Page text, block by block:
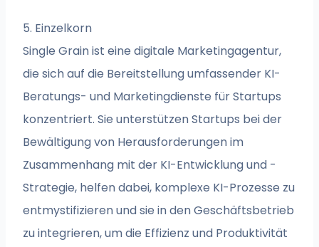
5. Einzelkorn
Single Grain ist eine digitale Marketingagentur,
die sich auf die Bereitstellung umfassender KI-
Beratungs- und Marketingdienste für Startups
konzentriert. Sie unterstützen Startups bei der
Bewältigung von Herausforderungen im
Zusammenhang mit der KI-Entwicklung und -
Strategie, helfen dabei, komplexe KI-Prozesse zu
entmystifizieren und sie in den Geschäftsbetrieb
zu integrieren, um die Effizienz und Produktivität